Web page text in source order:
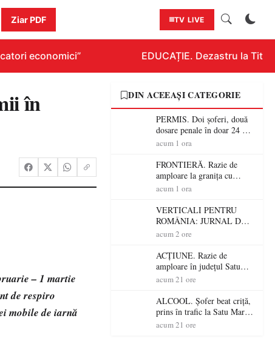
Ziar PDF TV LIVE
economici” EDUCAȚIE. Dezastru la
în
– 1 martie
de respiro
mobile de iarnă
DIN ACEEAȘI CATEGORIE
PERMIS. Doi șoferi, două
dosare penale în doar 24 de
ore la Petea! Unul avea
nu a avut niciodată permis
acum 1 ora
FRONTIERĂ. Razie de
amploare la granița cu
Ungaria! 800 de persoane și
verificate
acum 1 ora
VERTICALI PENTRU
ROMÂNIA: JURNAL DE
CĂLĂTORIE FIJET
acum 2 ore
ACȚIUNE. Razie de
amploare în județul Satu
Mare! Polițiștii au dat sute
șoferi fără permis într-o
singură zi
acum 21 ore
ALCOOL. Șofer beat criță,
prins în trafic la Satu Mare!
Alcoolemie uriașă
acum 21 ore